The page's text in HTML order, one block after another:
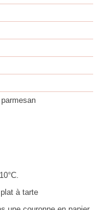
à tarte